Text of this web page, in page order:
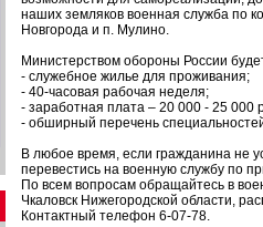
наших земляков военная служба по
Новгорода и п. Мулино.
Министерством обороны России
- служебное жилье для проживания;
- 40-часовая рабочая неделя;
- заработная плата – 20 000 - 25 000
- обширный перечень
В любое время, если гражданина не
перевестись на военную службу по
По всем вопросам обращайтесь в
Чкаловск Нижегородской области,
Контактный телефон 6-07-78.